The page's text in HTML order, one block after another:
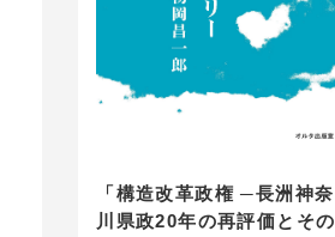
「構造改革政権 ─長洲神奈
川県政20年の再評価とその